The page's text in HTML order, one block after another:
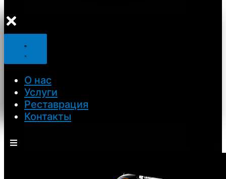
О нас
Услуги
Реставрация
Контакты